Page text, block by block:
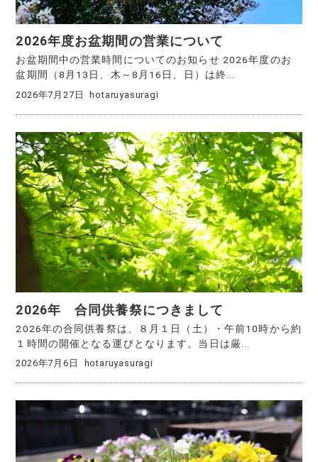
2026年度お盆期間の営業について
お盆期間中の営業時間についてのお知らせ 2026年度のお
盆期間（8月13日、木～8月16日、日）は終...
2026年7月27日 hotaruyasuragi
2026年 合同供養祭につきまして
2026年の合同供養祭は、８月１日（土）・午前10時から約
１時間の開催となる運びとなります。当日は厳...
2026年7月6日 hotaruyasuragi